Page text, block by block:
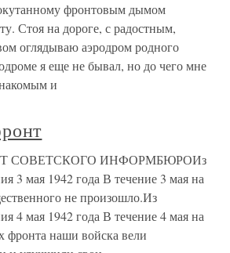
фронтовым дымом
Стоя на дороге, с радостным,
оглядываю аэродром родного
я еще не бывал, но до чего мне
и
ОТ СОВЕТСКОГО ИНФОРМБЮРОИз
3 мая 1942 года В течение 3 мая на
не произошло.Из
4 мая 1942 года В течение 4 мая на
фронта наши войска вели